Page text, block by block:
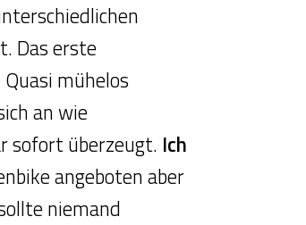
Das erste
mühelos
an wie
sofort überzeugt. Ich
angeboten aber
niemand